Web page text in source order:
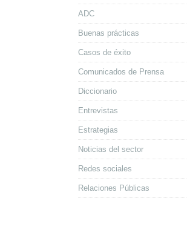
ADC
Buenas prácticas
Casos de éxito
Comunicados de Prensa
Diccionario
Entrevistas
Estrategias
Noticias del sector
Redes sociales
Relaciones Públicas